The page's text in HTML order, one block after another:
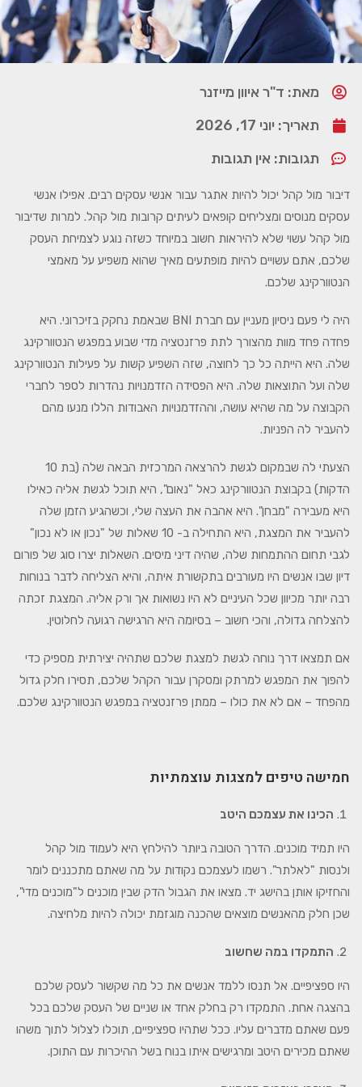
מאת: ד"ר איוון מייזנר
תאריך: יוני 17, 2026
תגובות: אין תגובות
דיבור מול קהל יכול להיות אתגר עבור אנשי עסקים רבים. אפילו אנשי
עסקים מנוסים ומצליחים קופאים לעיתים קרובות מול קהל. למרות שדיבור
מול קהל עשוי שלא להיראות חשוב במיוחד כשזה נוגע לצמיחת העסק
שלכם, אתם עשויים להיות מופתעים מאיך שהוא משפיע על מאמצי
הנטוורקינג שלכם.
היה לי פעם ניסיון מעניין עם חברת BNI שבאמת נחקק בזיכרוני. היא
פחדה פחד מוות מהצורך לתת פרזנטציה מדי שבוע במפגש הנטוורקינג
שלה. היא הייתה כל כך לחוצה, שזה השפיע קשות על פעילות הנטוורקינג
שלה ועל התוצאות שלה. היא הפסידה הזדמנויות נהדרות לספר לחברי
הקבוצה על מה שהיא עושה, וההזדמנויות האבודות הללו מנעו מהם
להעביר לה הפניות.
הצעתי לה שבמקום לגשת להרצאה המרכזית הבאה שלה (בת 10
הדקות) בקבוצת הנטוורקינג כאל "נאום", היא תוכל לגשת אליה כאילו
היא מעבירה "מבחן". היא אהבה את העצה שלי, וכשהגיע הזמן שלה
להעביר את המצגת, היא התחילה ב- 10 שאלות של "נכון או לא נכון"
לגבי תחום ההתמחות שלה, שהיה דיני מיסים. השאלות יצרו סוג של פורום
דיון שבו אנשים היו מעורבים בתקשורת איתה, והיא הצליחה לדבר בנוחות
רבה יותר מכיוון שכל העיניים לא היו נשואות אך ורק אליה. המצגת זכתה
להצלחה גדולה, והכי חשוב – בסיומה היא הרגישה רגועה לחלוטין.
אם תמצאו דרך נוחה לגשת למצגת שלכם שתהיה יצירתית מספיק כדי
להפוך את המפגש למרתק ומסקרן עבור הקהל שלכם, תסירו חלק גדול
מהפחד – אם לא את כולו – ממתן פרזנטציה במפגש הנטוורקינג שלכם.
חמישה טיפים למצגות עוצמתיות
הכינו את עצמכם היטב
היו תמיד מוכנים. הדרך הטובה ביותר להילחץ היא לעמוד מול קהל
ולנסות "לאלתר". רשמו לעצמכם נקודות על מה שאתם מתכננים לומר
והחזיקו אותן בהישג יד. מצאו את הגבול הדק שבין מוכנים ל"מוכנים מדי",
שכן חלק מהאנשים מוצאים שהכנה מוגזמת יכולה להיות מלחיצה.
התמקדו במה שחשוב
היו ספציפיים. אל תנסו ללמד אנשים את כל מה שקשור לעסק שלכם
בהצגה אחת. התמקדו רק בחלק אחד או שניים של העסק שלכם בכל
פעם שאתם מדברים עליו. ככל שתהיו ספציפיים, תוכלו לצלול לתוך משהו
שאתם מכירים היטב ומרגישים איתו בנוח בשל ההיכרות עם התוכן.